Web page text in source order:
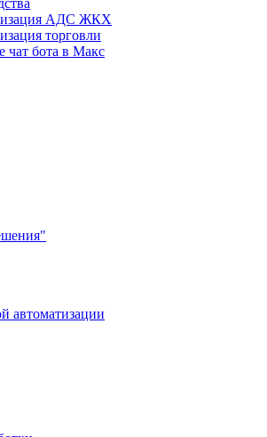
АДС ЖКХ
торговли
чат бота в Макс
автоматизации